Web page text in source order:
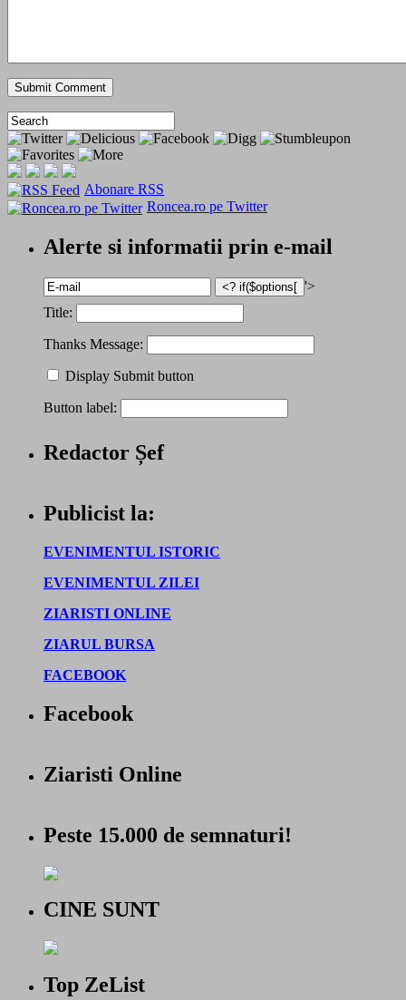
Abonare RSS
Roncea.ro pe Twitter
Alerte si informatii prin e-mail
'>
Title:
Thanks Message:
Display Submit button
Button label:
Redactor Șef
Publicist la:
EVENIMENTUL ISTORIC
EVENIMENTUL ZILEI
ZIARISTI ONLINE
ZIARUL BURSA
FACEBOOK
Facebook
Ziaristi Online
Peste 15.000 de semnaturi!
CINE SUNT
Top ZeList